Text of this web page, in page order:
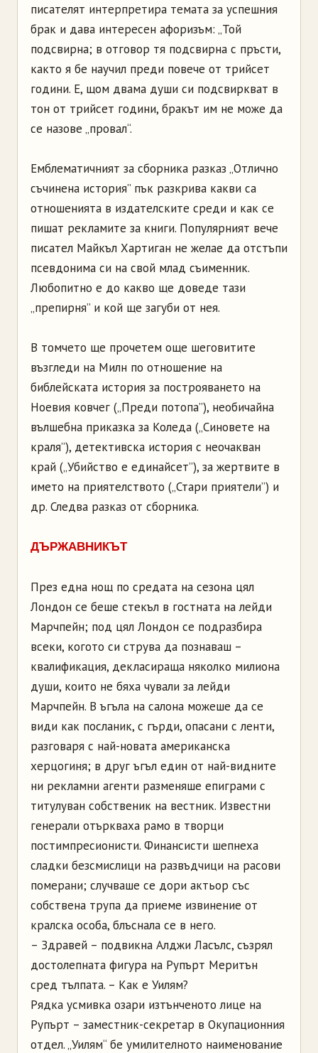
писателят интерпретира темата за успешния
брак и дава интересен афоризъм: „Той
подсвирна; в отговор тя подсвирна с пръсти,
както я бе научил преди повече от трийсет
години. Е, щом двама души си подсвиркват в
тон от трийсет години, бракът им не може да
се назове „провал“.
Емблематичният за сборника разказ „Отлично
съчинена история” пък разкрива какви са
отношенията в издателските среди и как се
пишат рекламите за книги. Популярният вече
писател Майкъл Хартиган не желае да отстъпи
псевдонима си на свой млад съименник.
Любопитно е до какво ще доведе тази
„препирня” и кой ще загуби от нея.
В томчето ще прочетем още шеговитите
възгледи на Милн по отношение на
библейската история за построяването на
Ноевия ковчег („Преди потопа”), необичайна
вълшебна приказка за Коледа („Синовете на
краля”), детективска история с неочакван
край („Убийство е единайсет”), за жертвите в
името на приятелството („Стари приятели”) и
др. Следва разказ от сборника.
ДЪРЖАВНИКЪТ
През една нощ по средата на сезона цял
Лондон се беше стекъл в гостната на лейди
Марчпейн; под цял Лондон се подразбира
всеки, когото си струва да познаваш –
квалификация, декласираща няколко милиона
души, които не бяха чували за лейди
Марчпейн. В ъгъла на салона можеше да се
види как посланик, с гърди, опасани с ленти,
разговаря с най-новата американска
херцогиня; в друг ъгъл един от най-видните
ни рекламни агенти разменяше епиграми с
титулуван собственик на вестник. Известни
генерали отъркваха рамо в творци
постимпресионисти. Финансисти шепнеха
сладки безсмислици на развъдчици на расови
померани; случваше се дори актьор със
собствена трупа да приеме извинение от
кралска особа, блъснала се в него.
– Здравей – подвикна Алджи Ласълс, съзрял
достолепната фигура на Рупърт Меритън
сред тълпата. – Как е Уилям?
Рядка усмивка озари изтънченото лице на
Рупърт – заместник-секретар в Окупационния
отдел. „Уилям“ бе умилителното наименование